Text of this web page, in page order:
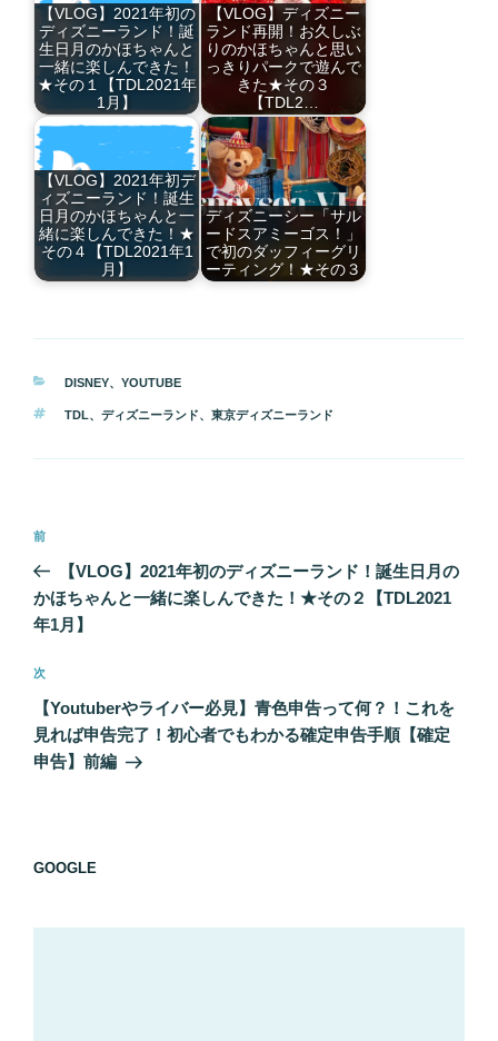
【VLOG】2021年初の
ディズニーランド！誕
生日月のかほちゃんと
一緒に楽しんできた！
★その１【TDL2021年
1月】
【VLOG】ディズニー
ランド再開！お久しぶ
りのかほちゃんと思い
っきりパークで遊んで
きた★その３
【TDL2…
【VLOG】2021年初デ
ィズニーランド！誕生
日月のかほちゃんと一
緒に楽しんできた！★
その４【TDL2021年1
月】
ディズニーシー「サル
ードスアミーゴス！」
で初のダッフィーグリ
ーティング！★その３
カ
ゴ
ー
DISNEY、 YOUTUBE
タ
TDL、 ディズニーランド、 東京ディズニーランド
投
ナ
ビ
ー
シ
ョ
ン
前
の
投
稿
前
【VLOG】2021年初のディズニーランド！誕生日月の
かほちゃんと一緒に楽しんできた！★その２【TDL2021
年1月】
次
の
投
稿
次
【Youtuberやライバー必見】青色申告って何？！これを
見れば申告完了！初心者でもわかる確定申告手順【確定
申告】前編
GOOGLE